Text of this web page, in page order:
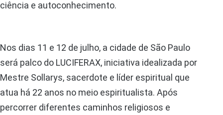
ciência e autoconhecimento.
Nos dias 11 e 12 de julho, a cidade de São Paulo
será palco do LUCIFERAX, iniciativa idealizada por
Mestre Sollarys, sacerdote e líder espiritual que
atua há 22 anos no meio espiritualista. Após
percorrer diferentes caminhos religiosos e